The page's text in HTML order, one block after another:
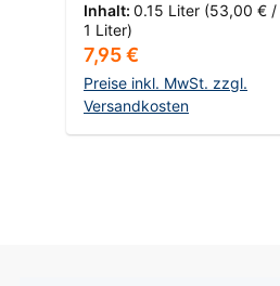
Inhalt: 0.15 Liter (53,00 € /
1 Liter)
Regulärer Preis:
7,95 €
Preise inkl. MwSt. zzgl.
Versandkosten